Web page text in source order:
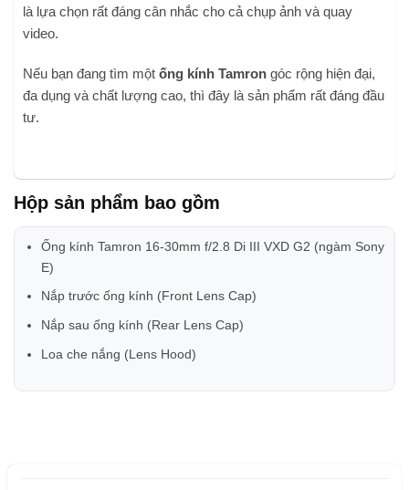
là lựa chọn rất đáng cân nhắc cho cả chụp ảnh và quay
video.
Nếu bạn đang tìm một ống kính Tamron góc rộng hiện đại,
đa dụng và chất lượng cao, thì đây là sản phẩm rất đáng đầu
tư.
Hộp sản phẩm bao gồm
Ống kính Tamron 16-30mm f/2.8 Di III VXD G2 (ngàm Sony
E)
Nắp trước ống kính (Front Lens Cap)
Nắp sau ống kính (Rear Lens Cap)
Loa che nắng (Lens Hood)